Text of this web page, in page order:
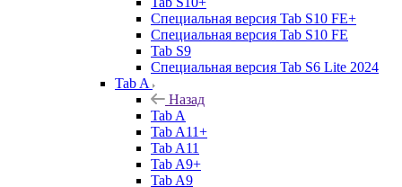
Специальная версия Tab S10 FE+
Специальная версия Tab S10 FE
Tab S9
Специальная версия Tab S6 Lite 2024
Tab A
Назад
Tab A
Tab A11+
Tab A11
Tab A9+
Tab A9